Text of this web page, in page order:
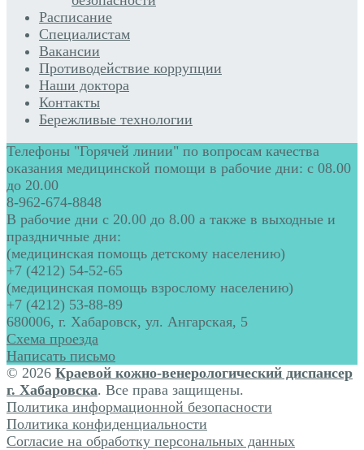
Расписание
Специалистам
Вакансии
Противодействие коррупции
Наши доктора
Контакты
Бережливые технологии
Телефоны "Горячей линии" по вопросам качества
оказания медицинской помощи в рабочие дни: с 08.00
до 20.00
8-962-674-8848
В рабочие дни с 20.00 до 8.00 а также в выходные и
праздничные дни:
(медицинская помощь детскому населению)
+7 (4212) 54-52-65
(медицинская помощь взрослому населению)
+7 (4212) 53-88-89
680006, г. Хабаровск, ул. Ангарская, 5
Схема проезда
Написать письмо
© 2026 Краевой кожно-венерологический диспансер
г. Хабаровска. Все права защищены.
Политика информационной безопасности
Политика конфиденциальности
Согласие на обработку персональных данных